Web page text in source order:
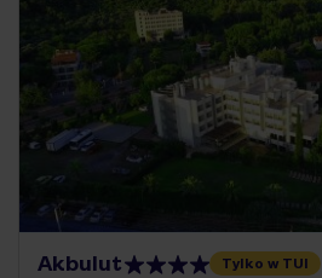
Akbulut Tylko w TUI